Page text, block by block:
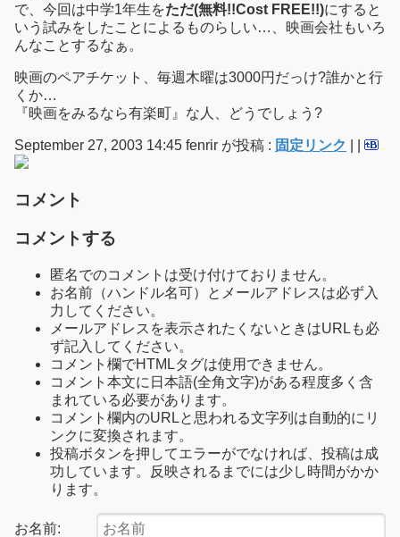
で、今回は中学1年生をただ(無料!!Cost FREE!!)にすると
いう試みをしたことによるものらしい…、映画会社もいろ
んなことするなぁ。
映画のペアチケット、毎週木曜は3000円だっけ?誰かと行
くか…
『映画をみるなら有楽町』な人、どうでしょう?
September 27, 2003 14:45 fenrir が投稿 : 固定リンク
コメント
コメントする
匿名でのコメントは受け付けておりません。
お名前（ハンドル名可）とメールアドレスは必ず入
力してください。
メールアドレスを表示されたくないときはURLも必
ず記入してください。
コメント欄でHTMLタグは使用できません。
コメント本文に日本語(全角文字)がある程度多く含
まれている必要があります。
コメント欄内のURLと思われる文字列は自動的にリ
ンクに変換されます。
投稿ボタンを押してエラーがでなければ、投稿は成
功しています。反映されるまでには少し時間がかか
ります。
お名前: